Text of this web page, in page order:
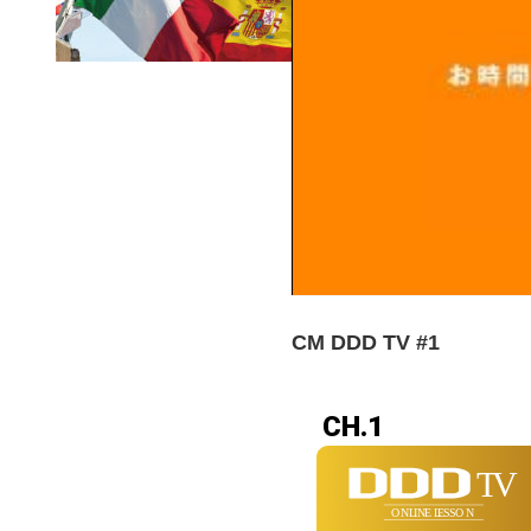
CM DDD TV #1
CH.1